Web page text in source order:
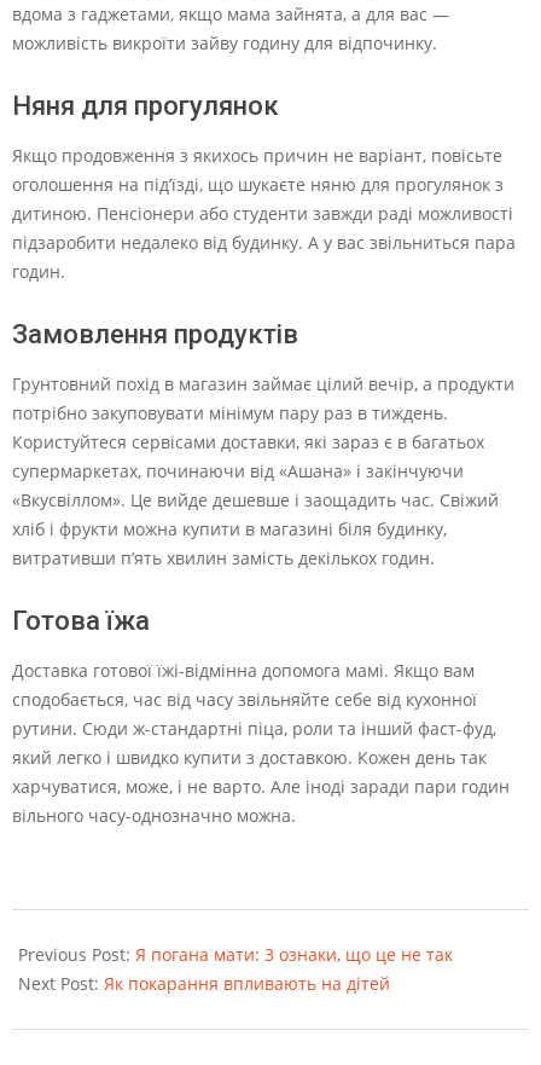
вдома з гаджетами, якщо мама зайнята, а для вас —
можливість викроїти зайву годину для відпочинку.
Няня для прогулянок
Якщо продовження з якихось причин не варіант, повісьте
оголошення на під’їзді, що шукаєте няню для прогулянок з
дитиною. Пенсіонери або студенти завжди раді можливості
підзаробити недалеко від будинку. А у вас звільниться пара
годин.
Замовлення продуктів
Грунтовний похід в магазин займає цілий вечір, а продукти
потрібно закуповувати мінімум пару раз в тиждень.
Користуйтеся сервісами доставки, які зараз є в багатьох
супермаркетах, починаючи від «Ашана» і закінчуючи
«Вкусвіллом». Це вийде дешевше і заощадить час. Свіжий
хліб і фрукти можна купити в магазині біля будинку,
витративши п’ять хвилин замість декількох годин.
Готова їжа
Доставка готової їжі-відмінна допомога мамі. Якщо вам
сподобається, час від часу звільняйте себе від кухонної
рутини. Сюди ж-стандартні піца, роли та інший фаст-фуд,
який легко і швидко купити з доставкою. Кожен день так
харчуватися, може, і не варто. Але іноді заради пари годин
вільного часу-однозначно можна.
11-
18
Previous Post: Я погана мати: 3 ознаки, що це не так
Next Post: Як покарання впливають на дітей